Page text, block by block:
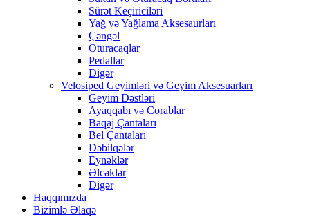
Sürət Keçiriciləri
Yağ və Yağlama Aksesaurları
Çəngəl
Oturacaqlar
Pedallar
Digər
Velosiped Geyimləri və Geyim Aksesuarları
Geyim Dəstləri
Ayaqqabı və Corablar
Baqaj Çantaları
Bel Çantaları
Dəbilqələr
Eynəklər
Əlcəklər
Digər
Haqqımızda
Bizimlə Əlaqə